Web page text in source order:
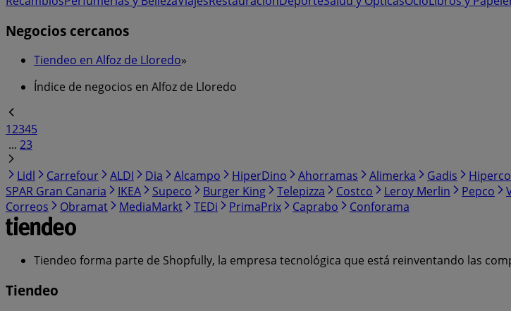
Negocios cercanos
Tiendeo en Alfoz de Lloredo»
Índice de negocios en Alfoz de Lloredo
12345
... 23
Lidl
Carrefour ALDI Dia Alcampo HiperDino Ahorramas Alimerka Gadis
SPAR Gran Canaria
IKEA Supeco Burger King Telepizza Costco Leroy Merlin Pepco
Correos
Obramat MediaMarkt TEDi PrimaPrix Caprabo Conforama
Tiendeo forma parte de Shopfully, la empresa tecnológica que está reinventando las
Tiendeo